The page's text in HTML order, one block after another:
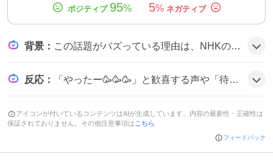
95% 5%
背景 ： この話題がバズっている理由は、NHKの連続テレビ小説として2017年に放送された『ひよっこ』が、主演の有村架純さんや若手俳優陣の人気で根強いファン層を持ち、再放送が決まったことで懐かしさと新規視聴への期待が高まったためだと思われる。
反応 ： 「やったー🥳🥳🥳」と歓喜する声や「待ってましたーーー！！」と待望感を示す投稿が多数。「嬉しい！また観れる」や「再放送決定でテンション上がってる」など、全体的にポジティブな雰囲気だ。
アイコンが付いているコンテンツはAIが生成しています。内容の最新性・正確性は
保証されておりません。その他注意事項は こちら
フィードバック